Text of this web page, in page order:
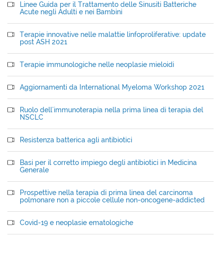
Linee Guida per il Trattamento delle Sinusiti Batteriche
Acute negli Adulti e nei Bambini
Terapie innovative nelle malattie linfoproliferative: update
post ASH 2021
Terapie immunologiche nelle neoplasie mieloidi
Aggiornamenti da International Myeloma Workshop 2021
Ruolo dell'immunoterapia nella prima linea di terapia del
NSCLC
Resistenza batterica agli antibiotici
Basi per il corretto impiego degli antibiotici in Medicina
Generale
Prospettive nella terapia di prima linea del carcinoma
polmonare non a piccole cellule non-oncogene-addicted
Covid-19 e neoplasie ematologiche